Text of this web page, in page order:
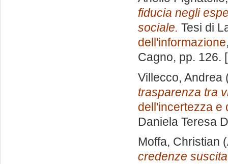
fiducia negli
sociale. Tesi di
dell'informazione
Cagno, pp. 126.
Villecco, Andrea
trasparenza tra
dell'incertezza e
Daniela Teresa
Moffa, Christian
credenze